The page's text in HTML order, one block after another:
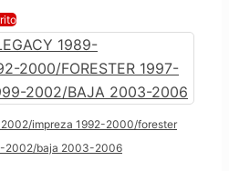
impreza 1992-2000/forester
2002/baja 2003-2006